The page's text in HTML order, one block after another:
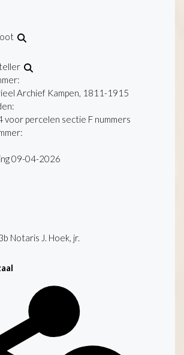
:
Archief Kampen, 1811-1915
voor percelen sectie F nummers
:
09-04-2026
Notaris J. Hoek, jr.